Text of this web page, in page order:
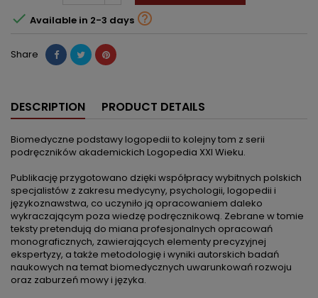
 Available in 2-3 days 
Share
DESCRIPTION PRODUCT DETAILS
Biomedyczne podstawy logopedii to kolejny tom z serii
podręczników akademickich Logopedia XXI Wieku.
Publikację przygotowano dzięki współpracy wybitnych polskich
specjalistów z zakresu medycyny, psychologii, logopedii i
językoznawstwa, co uczyniło ją opracowaniem daleko
wykraczającym poza wiedzę podręcznikową. Zebrane w tomie
teksty pretendują do miana profesjonalnych opracowań
monograficznych, zawierających elementy precyzyjnej
ekspertyzy, a także metodologię i wyniki autorskich badań
naukowych na temat biomedycznych uwarunkowań rozwoju
oraz zaburzeń mowy i języka.